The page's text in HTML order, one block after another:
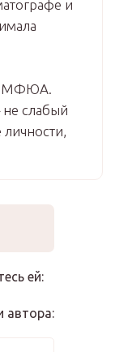
и
МФЮА.
слабый
ей:
автора: